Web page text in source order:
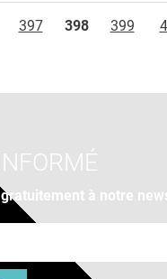
397 398 399
à notre